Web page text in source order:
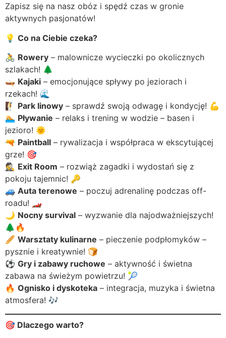
Zapisz się na nasz obóz i spędź czas w gronie
aktywnych pasjonatów!
💡 Co na Ciebie czeka?
🚴 Rowery – malownicze wycieczki po okolicznych
szlakach! 🌲
🛶 Kajaki – emocjonujące spływy po jeziorach i
rzekach! 🌊
🧗 Park linowy – sprawdź swoją odwagę i kondycję! 💪
🏊 Pływanie – relaks i trening w wodzie – basen i
jezioro! 🌞
🔫 Paintball – rywalizacja i współpraca w ekscytującej
grze! 🎯
🕵️ Exit Room – rozwiąż zagadki i wydostań się z
pokoju tajemnic! 🔑
🚙 Auta terenowe – poczuj adrenalinę podczas off-
roadu! 🏎️
🌙 Nocny survival – wyzwanie dla najodważniejszych!
🌲🔥
🥖 Warsztaty kulinarne – pieczenie podpłomyków –
pysznie i kreatywnie! 🍞
⚽ Gry i zabawy ruchowe – aktywność i świetna
zabawa na świeżym powietrzu! 🎾
🔥 Ognisko i dyskoteka – integracja, muzyka i świetna
atmosfera! 🎶
🎯 Dlaczego warto?